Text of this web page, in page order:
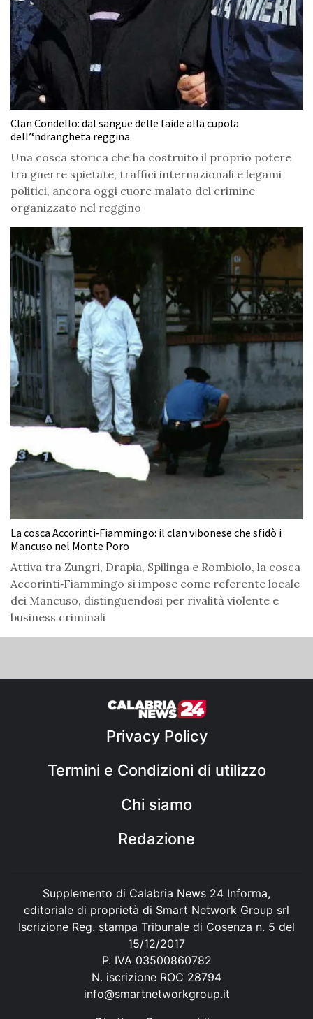
Clan Condello: dal sangue delle faide alla cupola
dell’‘ndrangheta reggina
Una cosca storica che ha costruito il proprio potere
tra guerre spietate, traffici internazionali e legami
politici, ancora oggi cuore malato del crimine
organizzato nel reggino
La cosca Accorinti‑Fiammingo: il clan vibonese che sfidò i
Mancuso nel Monte Poro
Attiva tra Zungri, Drapia, Spilinga e Rombiolo, la cosca
Accorinti‑Fiammingo si impose come referente locale
dei Mancuso, distinguendosi per rivalità violente e
business criminali
Privacy Policy
Termini e Condizioni di utilizzo
Chi siamo
Redazione
Supplemento di Calabria News 24 Informa,
editoriale di proprietà di Smart Network Group srl
Iscrizione Reg. stampa Tribunale di Cosenza n. 5 del
15/12/2017
P. IVA 03500860782
N. iscrizione ROC 28794
info@smartnetworkgroup.it